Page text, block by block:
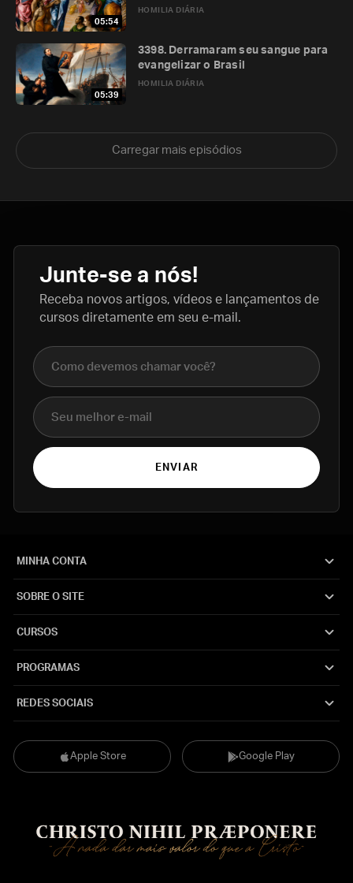
05:54
HOMILIA DIÁRIA
05:39
HOMILIA DIÁRIA
3398. Derramaram seu sangue para
evangelizar o Brasil
Carregar mais episódios
Junte-se a nós!
Receba novos artigos, vídeos e lançamentos de
cursos diretamente em seu e-mail.
Nome completo
E-mail
ENVIAR
Apple Store Google Play
MINHA CONTA
SOBRE O SITE
CURSOS
PROGRAMAS
REDES SOCIAIS